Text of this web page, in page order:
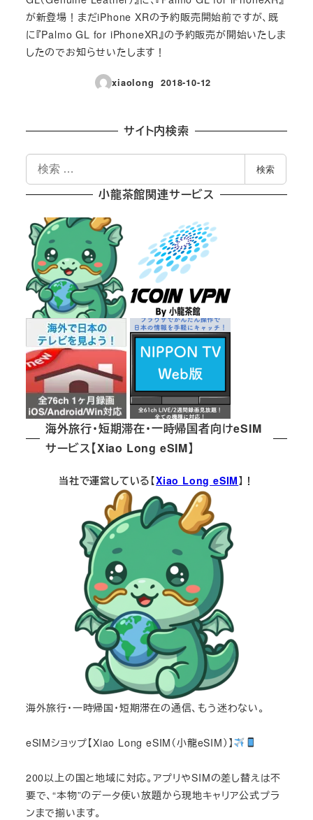
が新登場！まだiPhone XRの予約販売開始前ですが、既
に『Palmo GL for iPhoneXR』の予約販売が開始いたしま
したのでお知らせいたします！
xiaolong
投稿日
2018-10-12
サイト内検索
索
検索
小龍茶館関連サービス
海外旅行・短期滞在・一時帰国者向けeSIM
サービス【Xiao Long eSIM】
当社で運営している【Xiao Long eSIM】！
海外旅行・一時帰国・短期滞在の通信、もう迷わない。
eSIMショップ【Xiao Long eSIM（小龍eSIM）】
200以上の国と地域に対応。アプリやSIMの差し替えは不
要で、“本物”のデータ使い放題から現地キャリア公式プラ
ンまで揃います。